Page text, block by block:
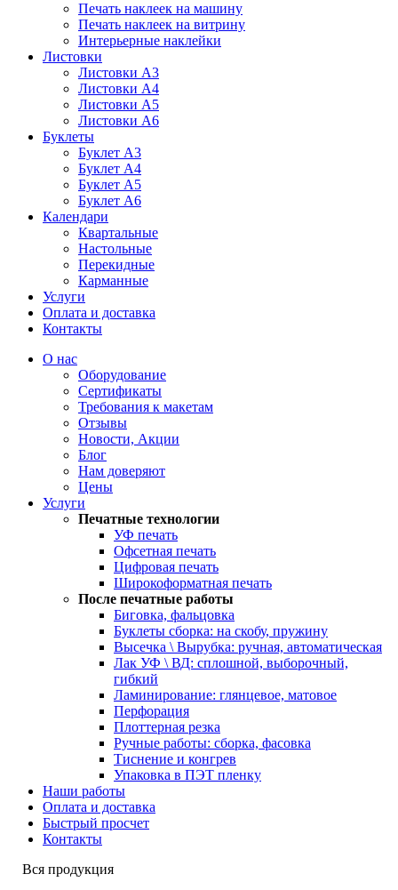
Печать наклеек на машину
Печать наклеек на витрину
Интерьерные наклейки
Листовки
Листовки А3
Листовки А4
Листовки А5
Листовки А6
Буклеты
Буклет А3
Буклет А4
Буклет А5
Буклет А6
Календари
Квартальные
Настольные
Перекидные
Карманные
Услуги
Оплата и доставка
Контакты
О нас
Оборудование
Сертификаты
Требования к макетам
Отзывы
Новости, Акции
Блог
Нам доверяют
Цены
Услуги
Печатные технологии
УФ печать
Офсетная печать
Цифровая печать
Широкоформатная печать
После печатные работы
Биговка, фальцовка
Буклеты сборка: на скобу, пружину
Высечка \ Вырубка: ручная, автоматическая
Лак УФ \ ВД: сплошной, выборочный,
гибкий
Ламинирование: глянцевое, матовое
Перфорация
Плоттерная резка
Ручные работы: сборка, фасовка
Тиснение и конгрев
Упаковка в ПЭТ пленку
Наши работы
Оплата и доставка
Быстрый просчет
Контакты
Вся продукция